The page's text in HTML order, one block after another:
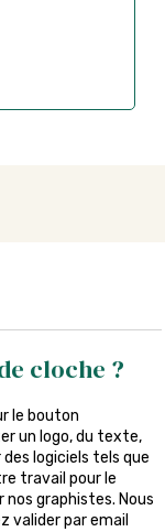
cloche ?
le bouton
un logo, du texte,
logiciels tels que
travail pour le
graphistes. Nous
valider par email